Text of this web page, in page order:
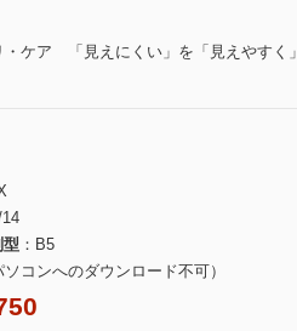
ケア 「見えにくい」を「見えやすく」
型
B5
ソコンへのダウンロード不可）